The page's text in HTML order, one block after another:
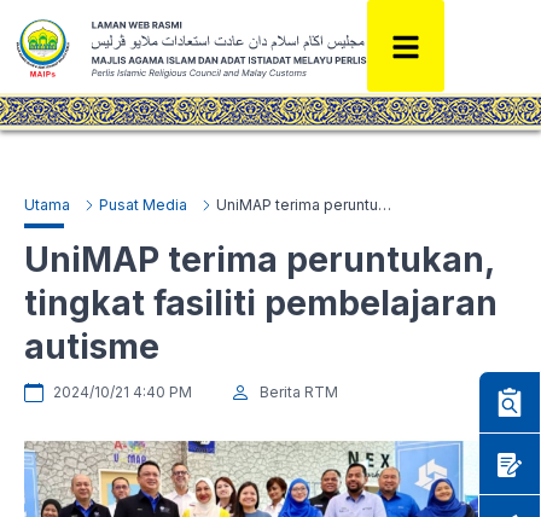
Utama Pusat Media UniMAP terima peruntukan, tingkat fasiliti pembelajaran autisme
UniMAP terima peruntukan,
tingkat fasiliti pembelajaran
autisme
2024/10/21 4:40 PM Berita RTM